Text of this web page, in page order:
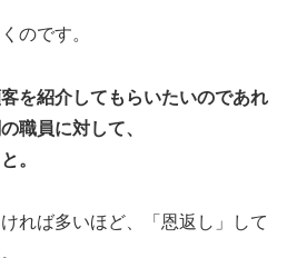
のです。
を紹介してもらいたいのであれ
職員に対して、
。
れば多いほど、「恩返し」して